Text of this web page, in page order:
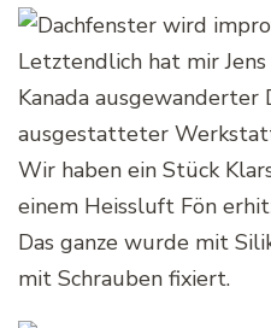
Letztendlich hat mir
Kanada
ausgestatteter
Wir haben ein Stück
einem Heissluft Fön
Das ganze wurde mit
mit Schrauben fixiert.